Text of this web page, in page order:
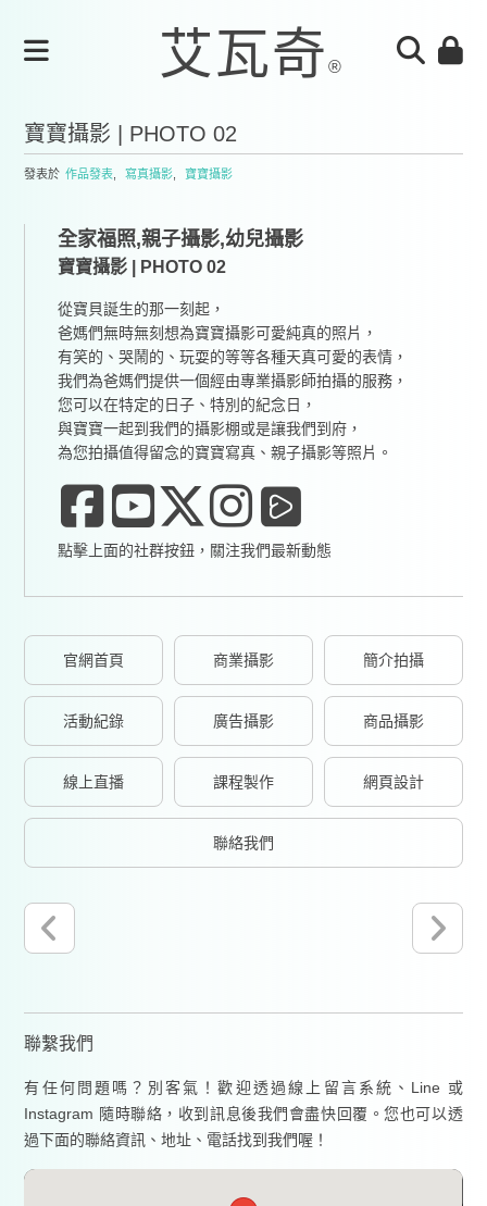
寶寶攝影 | PHOTO 02
發表於 作品發表 寫真攝影 寶寶攝影
全家福照,親子攝影,幼兒攝影
寶寶攝影 | PHOTO 02
從寶貝誕生的那一刻起，
爸媽們無時無刻想為寶寶攝影可愛純真的照片，
有笑的、哭鬧的、玩耍的等等各種天真可愛的表情，
我們為爸媽們提供一個經由專業攝影師拍攝的服務，
您可以在特定的日子、特別的紀念日，
與寶寶一起到我們的攝影棚或是讓我們到府，
為您拍攝值得留念的寶寶寫真、親子攝影等照片。
點擊上面的社群按鈕，關注我們最新動態
官網首頁 商業攝影 簡介拍攝
活動紀錄 廣告攝影 商品攝影
線上直播 課程製作 網頁設計
聯絡我們
聯繫我們
有任何問題嗎？別客氣！歡迎透過線上留言系統、Line 或
Instagram 隨時聯絡，收到訊息後我們會盡快回覆。您也可以透
過下面的聯絡資訊、地址、電話找到我們喔！